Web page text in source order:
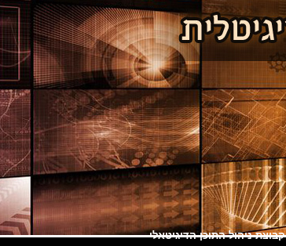
קבוצת ניהול התוכן הדיגיטאלי